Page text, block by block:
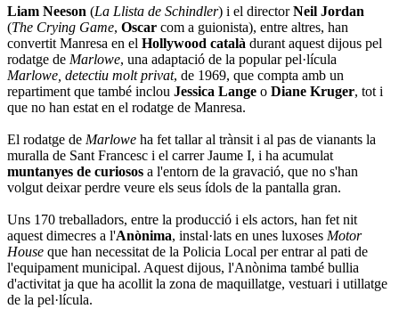
Liam Neeson (La Llista de Schindler) i el directorNeil Jordan
(The Crying Game, Oscar com a guionista), entre altres, han
convertit Manresa en el Hollywood català durant aquest dijous pel
rodatge de Marlowe, una adaptació de la popular pel·lícula
Marlowe, detectiu molt privat, de 1969, que compta amb un
repartiment que també inclou Jessica Lange o Diane Kruger, tot i
que no han estat en el rodatge de Manresa.
El rodatge de Marlowe ha fet tallar al trànsit i al pas de vianants la
muralla de Sant Francesc i el carrer Jaume I, i ha acumulat
muntanyes de curiosos a l'entorn de la gravació, que no s'han
volgut deixar perdre veure els seus ídols de la pantalla gran.
Uns 170 treballadors, entre la producció i els actors, han fet nit
aquest dimecres a l'Anònima, instal·lats en unes luxoses Motor
House que han necessitat de la Policia Local per entrar al pati de
l'equipament municipal. Aquest dijous, l'Anònima també bullia
d'activitat ja que ha acollit la zona de maquillatge, vestuari i utillatge
de la pel·lícula.